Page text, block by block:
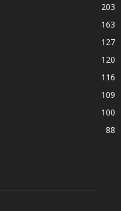
203
163
127
120
116
109
100
88